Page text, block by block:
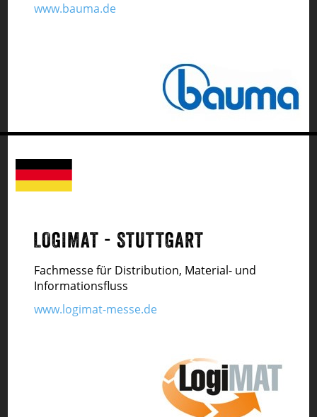
www.bauma.de
LOGIMAT - STUTTGART
Fachmesse für Distribution, Material- und
Informationsfluss
www.logimat-messe.de